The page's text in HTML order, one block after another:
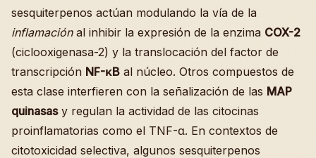
sesquiterpenos actúan modulando la vía de la
inflamaciónal inhibir la expresión de la enzima COX-2
(ciclooxigenasa-2) y la translocación del factor de
transcripción NF-κB al núcleo. Otros compuestos de
esta clase interfieren con la señalización de las MAP
quinasasy regulan la actividad de las citocinas
proinflamatorias como el TNF-α. En contextos de
citotoxicidad selectiva, algunos sesquiterpenos